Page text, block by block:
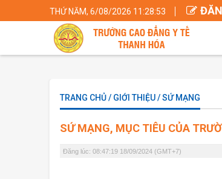
THỨ NĂM, 6/08/2026 11:28:53
TRANG CHỦ / GIỚI THIỆU / SỨ MẠNG
SỨ MẠNG, MỤC TIÊU CỦA
Đăng lúc: 08:47:19 18/09/2024 (GMT+7)